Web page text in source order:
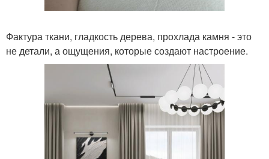
Фактура ткани, гладкость дерева, прохлада камня - это
не детали, а ощущения, которые создают настроение.